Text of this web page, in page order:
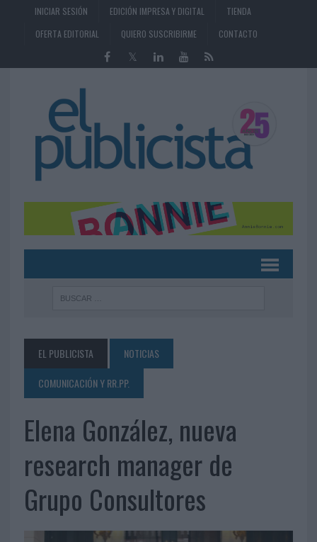
INICIAR SESIÓN EDICIÓN IMPRESA Y DIGITAL
TIENDA
OFERTA EDITORIAL
QUIERO SUSCRIBIRME CONTACTO
EL PUBLICISTA
NOTICIAS
COMUNICACIÓN Y RR.PP.
Elena González, nueva
research manager de
Grupo Consultores